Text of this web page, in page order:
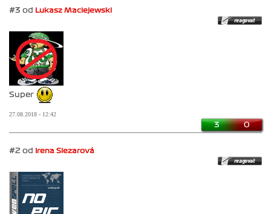
#3 od Lukasz Maciejewski
Super
27.08.2018 - 12:42
3 0
#2 od Irena Slezarová